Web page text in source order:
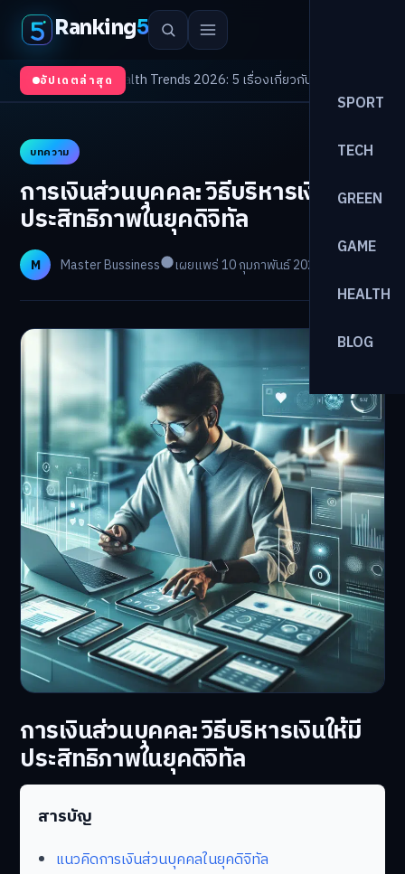
Ranking5
SPORT
TECH
GREEN
GAME
HEALTH
BLOG
อัปเดตล่าสุด
/Health Trends 2026: 5 เรื่องเกี่ยวกับการแพทย์ที่ควรรู้
บทความ
การเงินส่วนบุคคล: วิธีบริหารเงินให้มี
ประสิทธิภาพในยุคดิจิทัล
M Master Bussiness เผยแพร่ 10 กุมภาพันธ์ 2026
การเงินส่วนบุคคล: วิธีบริหารเงินให้มี
ประสิทธิภาพในยุคดิจิทัล
สารบัญ
แนวคิดการเงินส่วนบุคคลในยุคดิจิทัล